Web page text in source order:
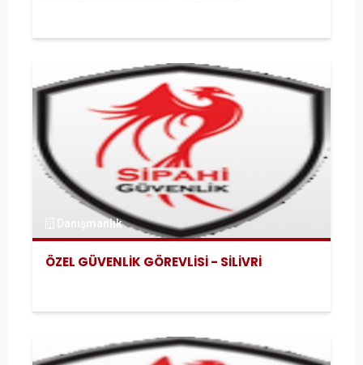
Danışmanlık
ÖZEL GÜVENLİK GÖREVLİSİ - SİLİVRİ